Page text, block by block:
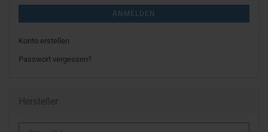
ANMELDEN
Konto erstellen
Passwort vergessen?
Hersteller